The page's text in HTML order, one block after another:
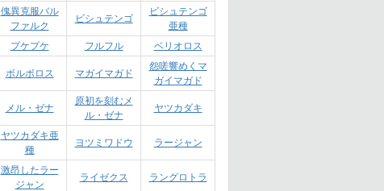
傀異克服バル
ファルク
ビシュテンゴ
ビシュテンゴ
亜種
プケプケ
フルフル ベリオロス
ボルボロス マガイマガド
怨嗟響めくマ
ガイマガド
メル・ゼナ
原初を刻むメ
ル・ゼナ
ヤツカダキ
ヤツカダキ亜
種
ヨツミワドウ ラージャン
激昂したラー
ジャン
ライゼクス ラングロトラ